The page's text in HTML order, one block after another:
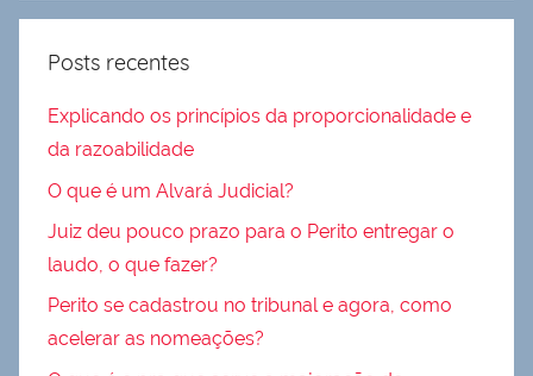
Posts recentes
Explicando os princípios da proporcionalidade e
da razoabilidade
O que é um Alvará Judicial?
Juiz deu pouco prazo para o Perito entregar o
laudo, o que fazer?
Perito se cadastrou no tribunal e agora, como
acelerar as nomeações?